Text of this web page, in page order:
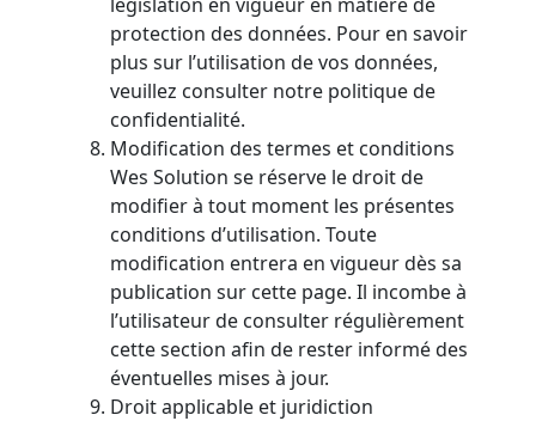
protection des données. Pour en savoir
plus sur l’utilisation de vos données,
veuillez consulter notre politique de
confidentialité.
Modification des termes et conditions
Wes Solution se réserve le droit de
modifier à tout moment les présentes
conditions d’utilisation. Toute
modification entrera en vigueur dès sa
publication sur cette page. Il incombe à
l’utilisateur de consulter régulièrement
cette section afin de rester informé des
éventuelles mises à jour.
Droit applicable et juridiction